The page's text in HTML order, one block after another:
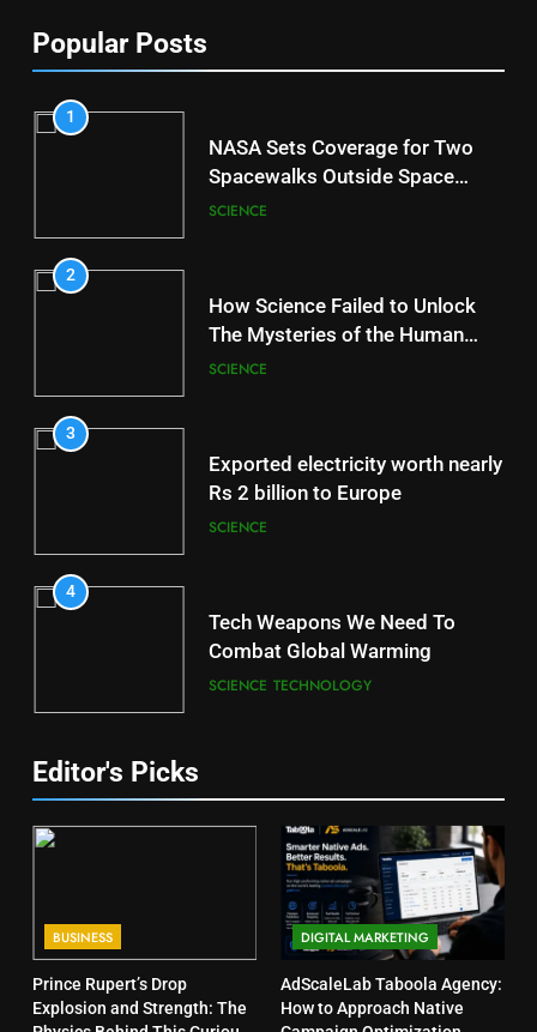
Popular Posts
1
NASA Sets Coverage for Two
Spacewalks Outside Space
Station
SCIENCE
2
How Science Failed to Unlock
The Mysteries of the Human
Brain
SCIENCE
3
Exported electricity worth nearly
Rs 2 billion to Europe
SCIENCE
4
Tech Weapons We Need To
Combat Global Warming
SCIENCE TECHNOLOGY
Editor's Picks
BUSINESS
Prince Rupert’s Drop
Explosion and Strength: The
DIGITAL MARKETING
AdScaleLab Taboola Agency:
How to Approach Native